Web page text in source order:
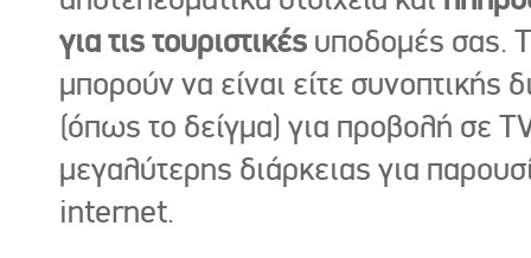
για τις τουριστικές υποδομές σας.
μπορούν να είναι είτε συνοπτικής
(όπως το δείγμα) για προβολή σε
μεγαλύτερης διάρκειας για
internet.